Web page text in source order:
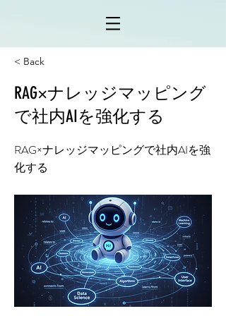
< Back
RAG×ナレッジマッピング
で社内AIを強化する
RAG×ナレッジマッピングで社内AIを強
化する